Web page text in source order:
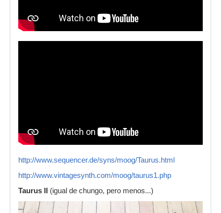
http://www.sequencer.de/syns/moog/Taurus.html
http://www.vintagesynth.com/moog/taurus1.php
Taurus II
(igual de chungo, pero menos...)